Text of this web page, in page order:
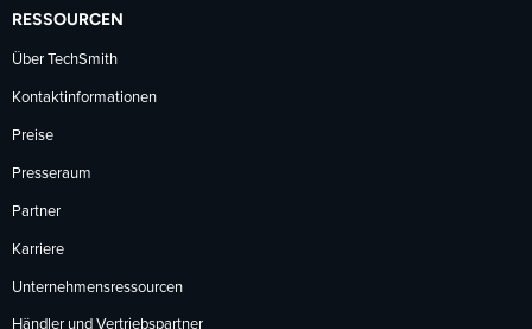
RESSOURCEN
Über TechSmith
Kontaktinformationen
Preise
Presseraum
Partner
Karriere
Unternehmensressourcen
Händler und Vertriebspartner